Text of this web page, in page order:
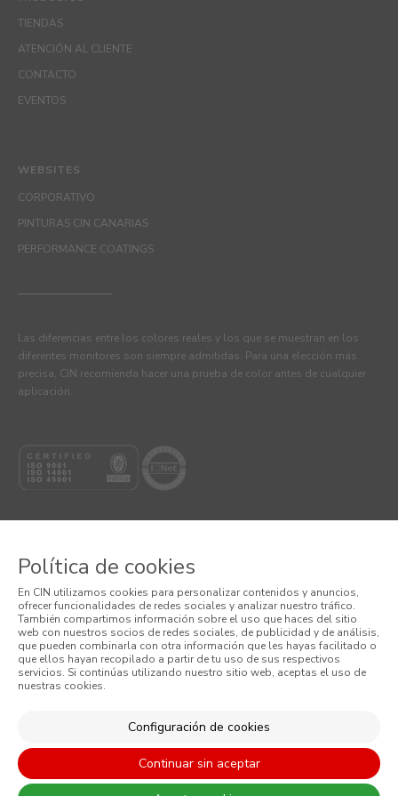
TIENDAS
ATENCIÓN AL CLIENTE
CONTACTO
EVENTOS
WEBSITES
CORPORATIVO
PINTURAS CIN CANARIAS
PERFORMANCE COATINGS
Las diferencias entre los colores reales y los que se muestran en los
diferentes monitores son siempre admitidas. Para una elección más
precisa, CIN recomienda hacer una prueba de color antes de cualquier
aplicación.
Términos y Condiciones
Política de Privacidad
Política de Cookies
Condiciones Generales de Venta
Política de cookies
En CIN utilizamos cookies para personalizar contenidos y anuncios,
ofrecer funcionalidades de redes sociales y analizar nuestro tráfico.
También compartimos información sobre el uso que haces del sitio
web con nuestros socios de redes sociales, de publicidad y de análisis,
que pueden combinarla con otra información que les hayas facilitado o
que ellos hayan recopilado a partir de tu uso de sus respectivos
servicios. Si continúas utilizando nuestro sitio web, aceptas el uso de
nuestras cookies.
Configuración de cookies
Continuar sin aceptar